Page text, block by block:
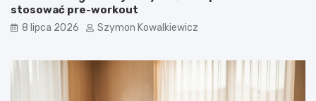
stosować pre-workout
8 lipca 2026 Szymon Kowalkiewicz